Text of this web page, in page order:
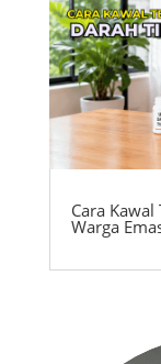
Cara
Warga